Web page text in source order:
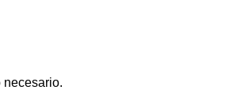
necesario.